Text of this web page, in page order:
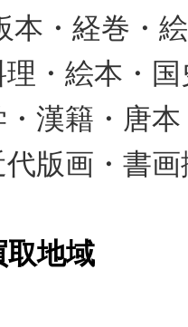
・経巻・
・絵本・
漢籍・唐
版画・書
取地域